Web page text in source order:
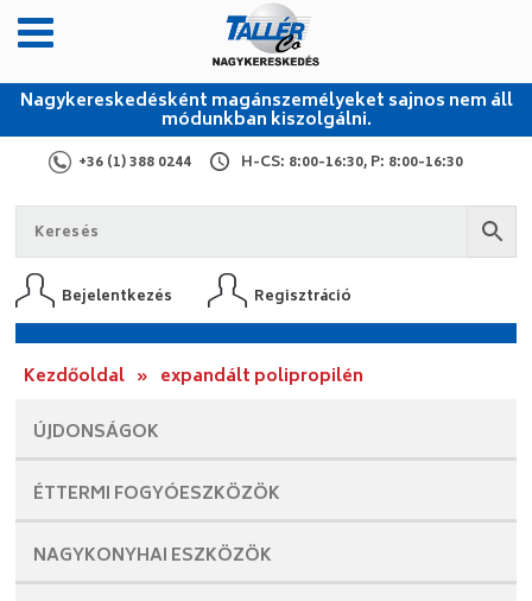
Nagykereskedésként magánszemélyeket sajnos nem áll
módunkban kiszolgálni.
+36 (1) 388 0244 H-CS: 8:00-16:30, P: 8:00-16:30
Bejelentkezés Regisztráció
Kezdőoldal » expandált polipropilén
ÚJDONSÁGOK
ÉTTERMI FOGYÓESZKÖZÖK
NAGYKONYHAI ESZKÖZÖK